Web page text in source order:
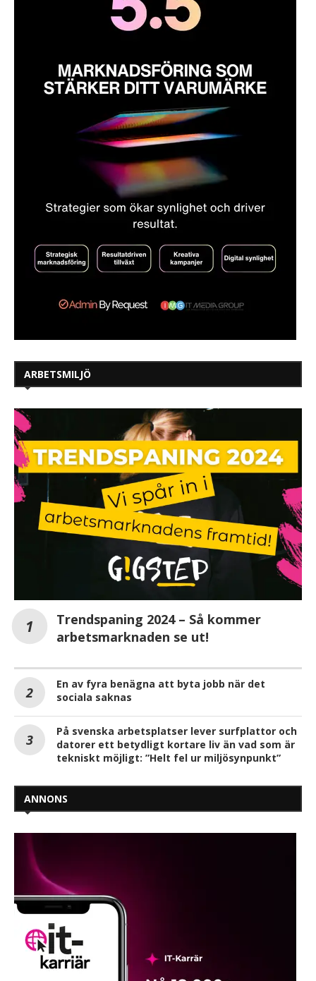
ARBETSMILJÖ
Trendspaning 2024 – Så kommer
arbetsmarknaden se ut!
En av fyra benägna att byta jobb när det
sociala saknas
På svenska arbetsplatser lever surfplattor och
datorer ett betydligt kortare liv än vad som är
tekniskt möjligt: ”Helt fel ur miljösynpunkt”
ANNONS